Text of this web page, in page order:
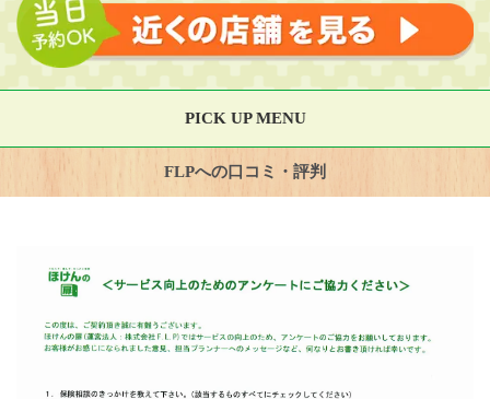
PICK UP MENU
FLPへの口コミ・評判